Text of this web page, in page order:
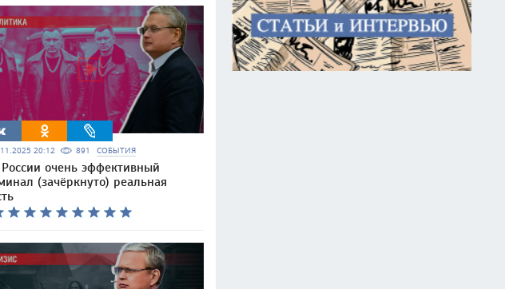
20:12 891 СОБЫТИЯ
очень эффективный
(зачёркнуто) реальная